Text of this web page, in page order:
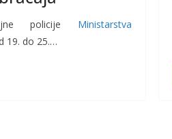
policije Ministarstva
19. do 25.…